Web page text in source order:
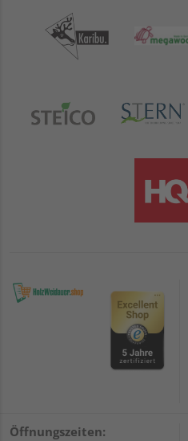
Öffnungszeiten: